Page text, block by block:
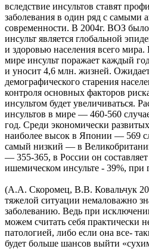
вследствие инсультов ставят
заболевания в один ряд с самыми
современности. В 2004г. ВОЗ было
инсульт является глобальной
и здоровью населения всего
мире инсульт поражает каждый
и уносит 4,6 млн. жизней.
демографического старения
контроля основных факторов
инсультом будет увеличиваться.
инсультов в мире — 460-560
год. Среди экономически развитых
наиболее высок в Японии — 569
самый низкий — в
— 355-365, в России он
ишемическом инсульте - 39%, при
(А.А. Скоромец, В.В. Ковальчук
тяжелой ситуации немаловажно
заболеванию. Ведь при
можем считать себя практически
патологией, либо если она все-
будет больше шансов выйти